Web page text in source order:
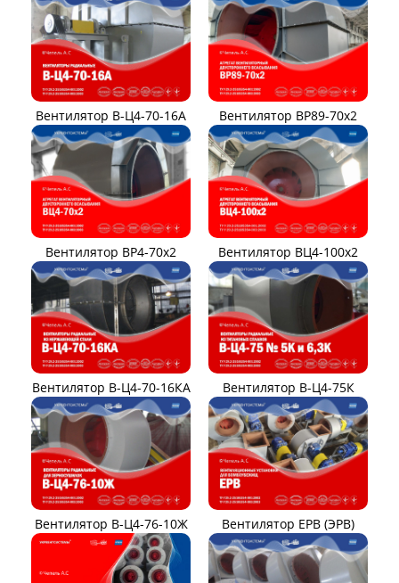
Вентилятор В-Ц4-70-16А Вентилятор ВР89-70x2
Вентилятор ВР4-70x2 Вентилятор ВЦ4-100х2
Вентилятор В-Ц4-70-16КА Вентилятор В-Ц4-75К
Вентилятор В-Ц4-76-10Ж Вентилятор ЕРВ (ЭРВ)